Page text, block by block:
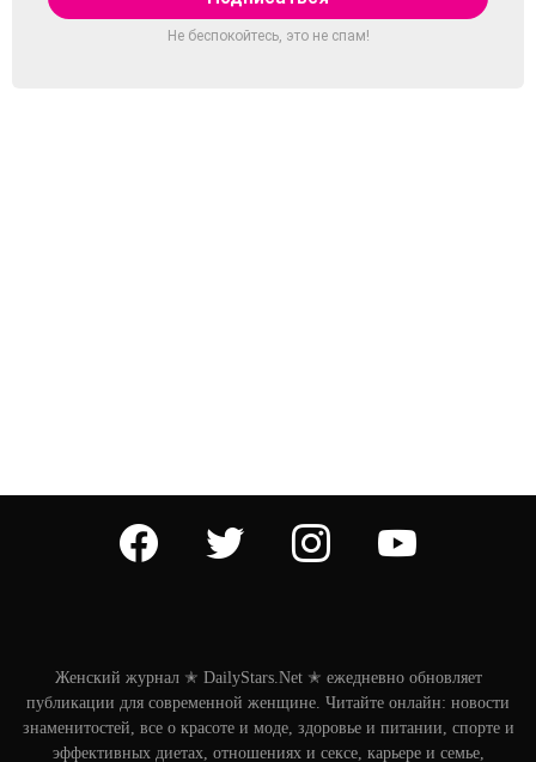
Не беспокойтесь, это не спам!
facebook twitter instagram
Женский журнал ✭ DailyStars.Net ✭ ежедневно обновляет
публикации для современной женщине. Читайте онлайн: новости
знаменитостей, все о красоте и моде, здоровье и питании, спорте и
эффективных диетах, отношениях и сексе, карьере и семье,